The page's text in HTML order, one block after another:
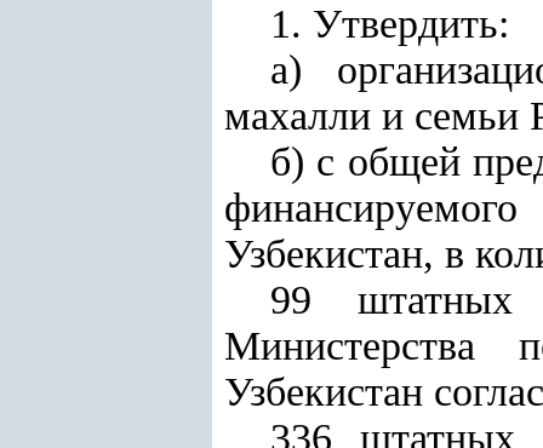
1. Утвердить:
а)
махалли и семьи
б) с общей
Узбекистан, в
99 штатных
Министерства
Узбекистан
336 штатных